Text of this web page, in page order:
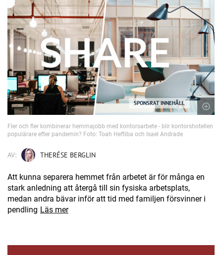
SPONSRAT INNEHÅLL
Fler och fler kombinerar hemmajobb med kontorsarbete - blir kontorshotellen
populärare efter pandemin? Foto: Toah Heftiba och Isael Andrade
AV: THERÉSE BERGLIN
Att kunna separera hemmet från arbetet är för många en
stark anledning att återgå till sin fysiska arbetsplats,
medan andra bävar inför att tid med familjen försvinner i
pendling Läs mer